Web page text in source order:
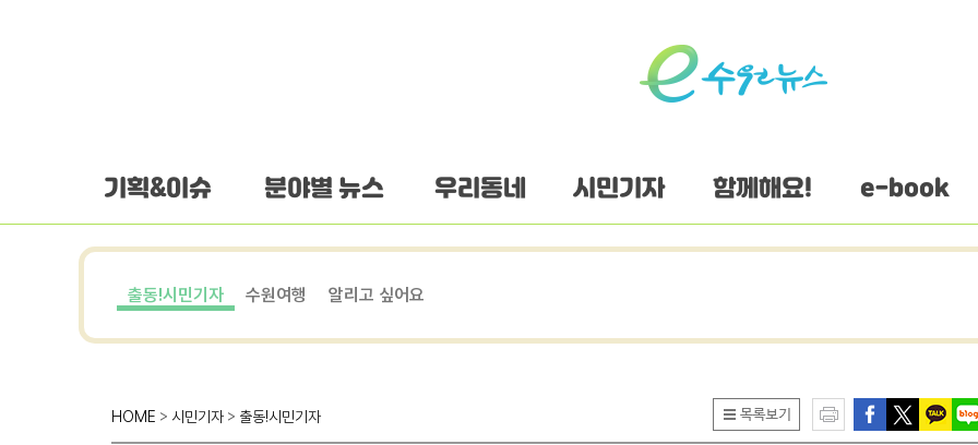
기획&이슈 분야별 뉴스 우리동네 시민기자 함께해요! e-book
출동!시민기자 수원여행 알리고 싶어요
HOME > 시민기자 > 출동!시민기자